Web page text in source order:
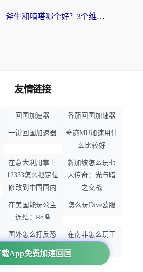
海外党必看：斧牛和嘀嗒哪个好？3个维度教你选对回国加速器
载App免费加速回国
友情链接
回国加速器 番茄回国加速器
一键回国加速器
奇迹MU加速用什
么比较好
在意大利用掌上
12333怎么把定位
修改到中国国内
新加坡怎么玩七
人传奇：光与暗
之交战
在美国能玩公主
连结：Re吗
怎么玩Dive欧服
国外怎么打反恐
精英：全球攻势
在南非怎么玩王